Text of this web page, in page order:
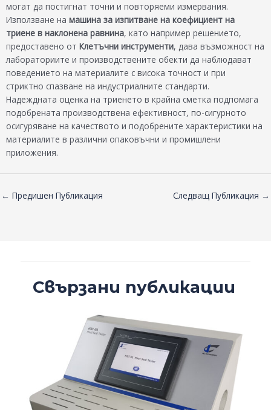
могат да постигнат точни и повторяеми измервания.
Използване на машина за изпитване на коефициент на
триене в наклонена равнина, като например решението,
предоставено от Клетъчни инструменти, дава възможност на
лабораториите и производствените обекти да наблюдават
поведението на материалите с висока точност и при
стриктно спазване на индустриалните стандарти.
Надеждната оценка на триенето в крайна сметка подпомага
подобрената производствена ефективност, по-сигурното
осигуряване на качеството и подобрените характеристики на
материалите в различни опаковъчни и промишлени
приложения.
← Предишен Публикация Следващ Публикация →
Свързани публикации